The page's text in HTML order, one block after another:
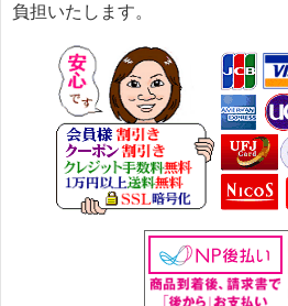
負担いたします。